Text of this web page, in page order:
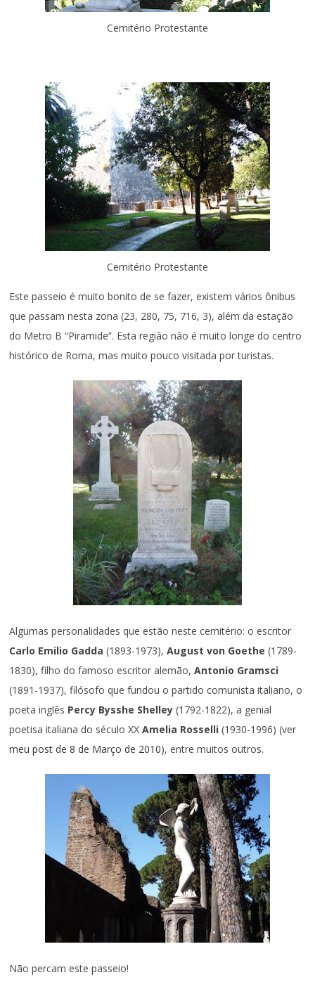
Cemitério Protestante
Cemitério Protestante
Este passeio é muito bonito de se fazer, existem vários ônibus
que passam nesta zona (23, 280, 75, 716, 3), além da estação
do Metro B “Piramide”. Esta região não é muito longe do centro
histórico de Roma, mas muito pouco visitada por turistas.
Algumas personalidades que estão neste cemitério: o escritor
Carlo Emilio Gadda (1893-1973),August von Goethe (1789-
1830), filho do famoso escritor alemão,Antonio Gramsci
(1891-1937), filósofo que fundou o partido comunista italiano, o
poeta inglês Percy Bysshe Shelley (1792-1822), a genial
poetisa italiana do século XXAmelia Rosselli (1930-1996) (ver
meu post de 8 de Março de 2010), entre muitos outros.
Não percam este passeio!